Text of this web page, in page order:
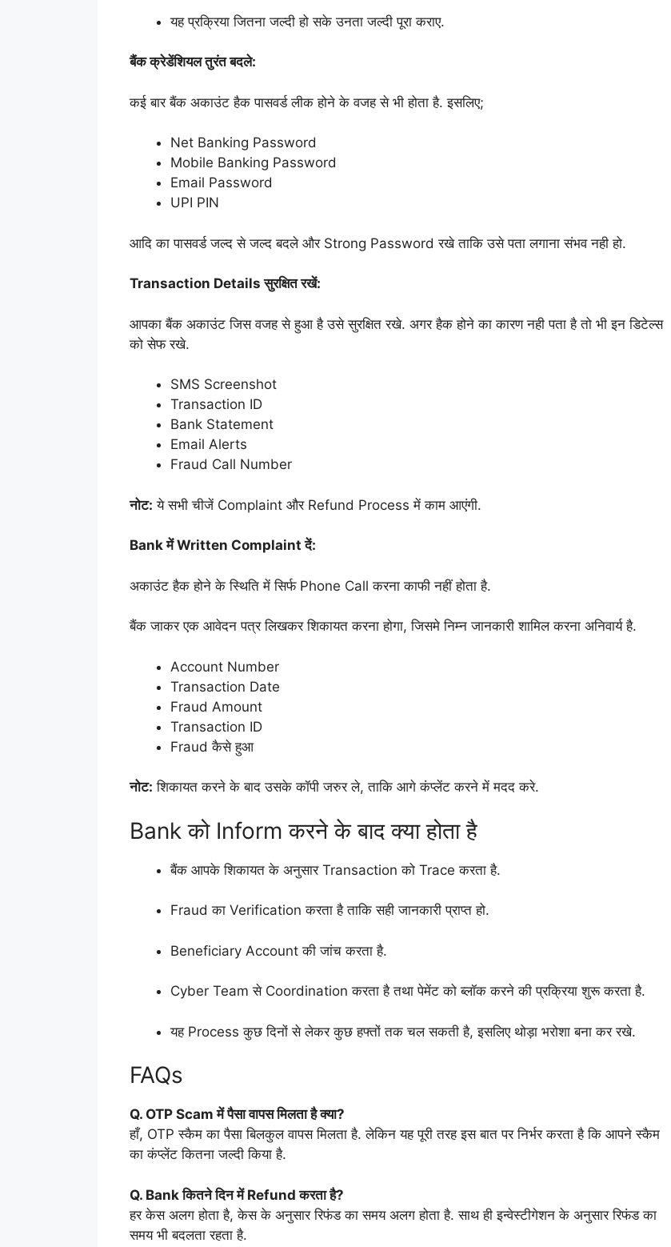
यह प्रक्रिया जितना जल्दी हो सके उनता जल्दी पूरा कराए.
बैंक क्रेडेंशियल तुरंत बदले:
कई बार बैंक अकाउंट हैक पासवर्ड लीक होने के वजह से भी होता है. इसलिए;
Net Banking Password
Mobile Banking Password
Email Password
UPI PIN
आदि का पासवर्ड जल्द से जल्द बदले और Strong Password रखे ताकि उसे पता लगाना संभव नही हो.
Transaction Details सुरक्षित रखें:
आपका बैंक अकाउंट जिस वजह से हुआ है उसे सुरक्षित रखे. अगर हैक होने का कारण नही पता है तो भी इन डिटेल्स
को सेफ रखे.
SMS Screenshot
Transaction ID
Bank Statement
Email Alerts
Fraud Call Number
नोट: ये सभी चीजें Complaint और Refund Process में काम आएंगी.
Bank में Written Complaint दें:
अकाउंट हैक होने के स्थिति में सिर्फ Phone Call करना काफी नहीं होता है.
बैंक जाकर एक आवेदन पत्र लिखकर शिकायत करना होगा, जिसमे निम्न जानकारी शामिल करना अनिवार्य है.
Account Number
Transaction Date
Fraud Amount
Transaction ID
Fraud कैसे हुआ
नोट: शिकायत करने के बाद उसके कॉपी जरुर ले, ताकि आगे कंप्लेंट करने में मदद करे.
Bank को Inform करने के बाद क्या होता है
बैंक आपके शिकायत के अनुसार Transaction को Trace करता है.
Fraud का Verification करता है ताकि सही जानकारी प्राप्त हो.
Beneficiary Account की जांच करता है.
Cyber Team से Coordination करता है तथा पेमेंट को ब्लॉक करने की प्रक्रिया शुरू करता है.
यह Process कुछ दिनों से लेकर कुछ हफ्तों तक चल सकती है, इसलिए थोड़ा भरोशा बना कर रखे.
FAQs
Q. OTP Scam में पैसा वापस मिलता है क्या?
हाँ, OTP स्कैम का पैसा बिलकुल वापस मिलता है. लेकिन यह पूरी तरह इस बात पर निर्भर करता है कि आपने स्कैम
का कंप्लेंट कितना जल्दी किया है.
Q. Bank कितने दिन में Refund करता है?
हर केस अलग होता है, केस के अनुसार रिफंड का समय अलग होता है. साथ ही इन्वेस्टीगेशन के अनुसार रिफंड का
समय भी बदलता रहता है.